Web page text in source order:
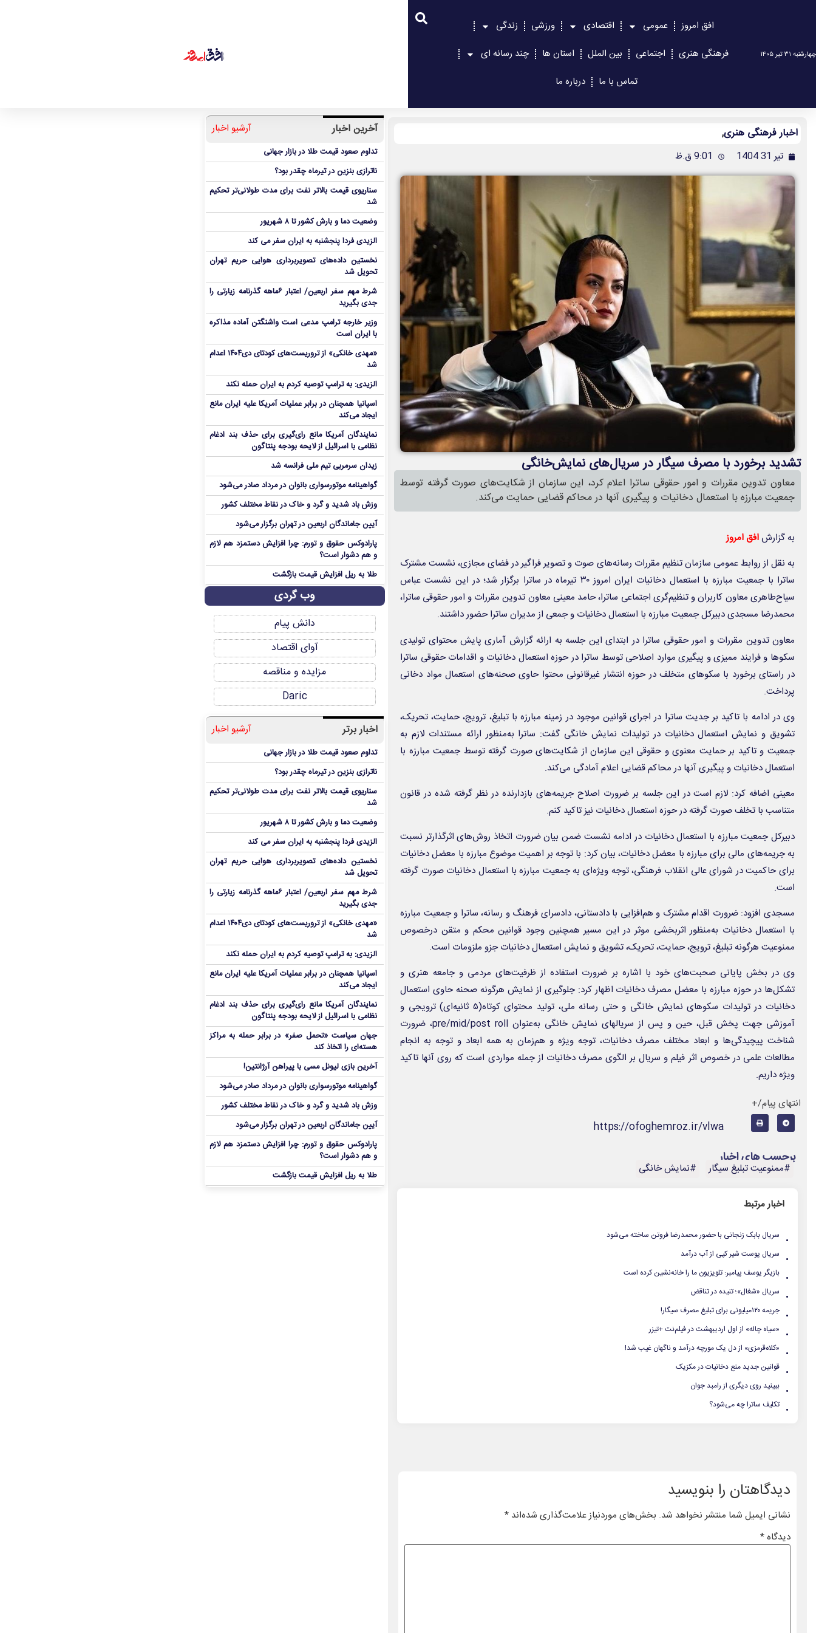
چهارشنبه ۳۱ تیر ۱۴۰۵
افق امروز عمومی اقتصادی ورزشی
زندگی
فرهنگی هنری
اجتماعی بین الملل استان ها
چند رسانه ای
تماس با ما
درباره ما
اخبار فرهنگی هنری,
تیر 31 1404 9:01 ق.ظ
تشدید برخورد با مصرف سیگار در سریال‌های نمایش‌خانگی
معاون تدوین مقررات و امور حقوقی ساترا اعلام کرد، این سازمان از شکایت‌های صورت گرفته توسط
جمعیت مبارزه با استعمال دخانیات و پیگیری آنها در محاکم قضایی حمایت می‌کند.
به گزارش افق امروز
به نقل از روابط عمومی سازمان تنظیم مقررات رسانه‌های صوت و تصویر فراگیر در فضای مجازی، نشست مشترک
ساترا با جمعیت مبارزه با استعمال دخانیات ایران امروز ۳۰ تیرماه در ساترا برگزار شد؛ در این نشست عباس
سیاح‌طاهری معاون کاربران و تنظیم‌گری اجتماعی ساترا، حامد معینی معاون تدوین مقررات و امور حقوقی ساترا،
محمدرضا مسجدی دبیرکل جمعیت مبارزه با استعمال دخانیات و جمعی از مدیران ساترا حضور داشتند.
معاون تدوین مقررات و امور حقوقی ساترا در ابتدای این جلسه به ارائه گزارش آماری پایش محتوای تولیدی
سکوها و فرایند ممیزی و پیگیری موارد اصلاحی توسط ساترا در حوزه استعمال دخانیات و اقدامات حقوقی ساترا
در راستای برخورد با سکوهای متخلف در حوزه انتشار غیرقانونی محتوا حاوی صحنه‌های استعمال مواد دخانی
پرداخت.
وی در ادامه با تاکید بر جدیت ساترا در اجرای قوانین موجود در زمینه مبارزه با تبلیغ، ترویج، حمایت، تحریک،
تشویق و نمایش استعمال دخانیات در تولیدات نمایش خانگی گفت: ساترا به‌منظور ارائه مستندات لازم به
جمعیت و تاکید بر حمایت معنوی و حقوقی این سازمان از شکایت‌های صورت گرفته توسط جمعیت مبارزه با
استعمال دخانیات و پیگیری آنها در محاکم قضایی اعلام آمادگی می‌کند.
معینی اضافه کرد: لازم است در این جلسه بر ضرورت اصلاح جریمه‌های بازدارنده در نظر گرفته شده در قانون
متناسب با تخلف صورت گرفته در حوزه استعمال دخانیات نیز تاکید کنم.
دبیرکل جمعیت مبارزه با استعمال دخانیات در ادامه نشست ضمن بیان ضرورت اتخاذ روش‌های اثرگذارتر نسبت
به جریمه‌های مالی برای مبارزه با معضل دخانیات، بیان کرد: با توجه بر اهمیت موضوع مبارزه با معضل دخانیات
برای حاکمیت در شورای عالی انقلاب فرهنگی، توجه ویژه‌ای به جمعیت مبارزه با استعمال دخانیات صورت گرفته
است.
مسجدی افزود: ضرورت اقدام مشترک و هم‌افزایی با دادستانی، دادسرای فرهنگ و رسانه، ساترا و جمعیت مبارزه
با استعمال دخانیات به‌منظور اثربخشی موثر در این مسیر همچنین وجود قوانین محکم و متقن درخصوص
ممنوعیت هرگونه تبلیغ، ترویج، حمایت، تحریک، تشویق و نمایش استعمال دخانیات جزو ملزومات است.
وی در بخش پایانی صحبت‌های خود با اشاره بر ضرورت استفاده از ظرفیت‌های مردمی و جامعه هنری و
تشکل‌ها در حوزه مبارزه با معضل مصرف دخانیات اظهار کرد: جلوگیری از نمایش هرگونه صحنه حاوی استعمال
دخانیات در تولیدات سکوهای نمایش خانگی و حتی رسانه ملی، تولید محتوای کوتاه(۵ ثانیه‌ای) ترویجی و
آموزشی جهت پخش قبل، حین و پس از سریال‎های نمایش خانگی به‌عنوان pre/mid/post roll، ضرورت
شناخت پیچیدگی‌ها و ابعاد مختلف مصرف دخانیات، توجه ویژه و هم‌زمان به همه ابعاد و توجه به انجام
مطالعات علمی در خصوص اثر فیلم و سریال بر الگوی مصرف دخانیات از جمله مواردی است که روی آنها تاکید
ویژه داریم.
انتهای پیام/+
https://ofoghemroz.ir/vlwa
برچسب های اخبار
#ممنوعیت تبلیغ سیگار #نمایش خانگی
اخبار مرتبط
. سریال بابک زنجانی با حضور محمدرضا فروتن ساخته می‌شود
. سریال پوست شیر کپی از آب درآمد
. بازیگر یوسف پیامبر: تلویزیون ما را خانه‌نشین کرده است
. سریال «شغال»؛ تنیده در تناقض
. جریمه ۱۲۰میلیونی برای تبلیغ مصرف سیگار!
. «سیاه چاله» از اول اردیبهشت در فیلم‌نت +تیزر
. «کلاه‌قرمزی» از دل یک مورچه درآمد و ناگهان غیب شد!
. قوانین جدید منع دخانیات در مکزیک
. ببینید روی دیگری از رامبد جوان
. تکلیف ساترا چه می‌شود؟
دیدگاهتان را بنویسید
نشانی ایمیل شما منتشر نخواهد شد. بخش‌های موردنیاز علامت‌گذاری شده‌اند*
دیدگاه*
آخرین اخبار آرشیو اخبار
تداوم صعود قیمت طلا در بازار جهانی
ناترازی بنزین در تیرماه چقدر بود؟
سناریوی قیمت بالاتر نفت برای مدت طولانی‌تر تحکیم
شد
وضعیت دما و بارش کشور تا ۸ شهریور
الزیدی فردا پنجشنبه به ایران سفر می کند
نخستین داده‌های تصویربرداری هوایی حریم تهران
تحویل شد
شرط مهم سفر اربعین/ اعتبار ۶ماهه گذرنامه زیارتی را
جدی بگیرید
وزیر خارجه ترامپ مدعی است واشنگتن آماده مذاکره
با ایران است
«مهدی خانکی» از تروریست‌های کودتای دی۱۴۰۴ اعدام
شد
الزیدی: به ترامپ توصیه کردم به ایران حمله نکند
اسپانیا همچنان در برابر عملیات آمریکا علیه ایران مانع
ایجاد می‌کند
نمایندگان آمریکا مانع رای‌گیری برای حذف بند ادغام
نظامی با اسرائیل از لایحه بودجه پنتاگون
زیدان سرمربی تیم ملی فرانسه شد
گواهینامه موتورسواری بانوان در مرداد صادر می‌شود
وزش باد شدید و گرد و خاک در نقاط مختلف کشور
آیین جاماندگان اربعین در تهران برگزار می‌شود
پارادوکس حقوق و تورم: چرا افزایش دستمزد هم لازم
و هم دشوار است؟
طلا به ریل افزایش قیمت بازگشت
وب گردی
دانش پیام
آوای اقتصاد
مزایده و مناقصه
Daric
اخبار برتر آرشیو اخبار
تداوم صعود قیمت طلا در بازار جهانی
ناترازی بنزین در تیرماه چقدر بود؟
سناریوی قیمت بالاتر نفت برای مدت طولانی‌تر تحکیم
شد
وضعیت دما و بارش کشور تا ۸ شهریور
الزیدی فردا پنجشنبه به ایران سفر می کند
نخستین داده‌های تصویربرداری هوایی حریم تهران
تحویل شد
شرط مهم سفر اربعین/ اعتبار ۶ماهه گذرنامه زیارتی را
جدی بگیرید
«مهدی خانکی» از تروریست‌های کودتای دی۱۴۰۴ اعدام
شد
الزیدی: به ترامپ توصیه کردم به ایران حمله نکند
اسپانیا همچنان در برابر عملیات آمریکا علیه ایران مانع
ایجاد می‌کند
نمایندگان آمریکا مانع رای‌گیری برای حذف بند ادغام
نظامی با اسرائیل از لایحه بودجه پنتاگون
جهان سیاست «تحمل صفر» در برابر حمله به مراکز
هسته‌ای را اتخاذ کند
آخرین بازی لیونل مسی با پیراهن آرژانتین!
گواهینامه موتورسواری بانوان در مرداد صادر می‌شود
وزش باد شدید و گرد و خاک در نقاط مختلف کشور
آیین جاماندگان اربعین در تهران برگزار می‌شود
پارادوکس حقوق و تورم: چرا افزایش دستمزد هم لازم
و هم دشوار است؟
طلا به ریل افزایش قیمت بازگشت